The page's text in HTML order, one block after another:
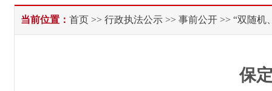
当前位置： 首页 >> 行政执法公示 >> 事前公开 >> “双随机
保